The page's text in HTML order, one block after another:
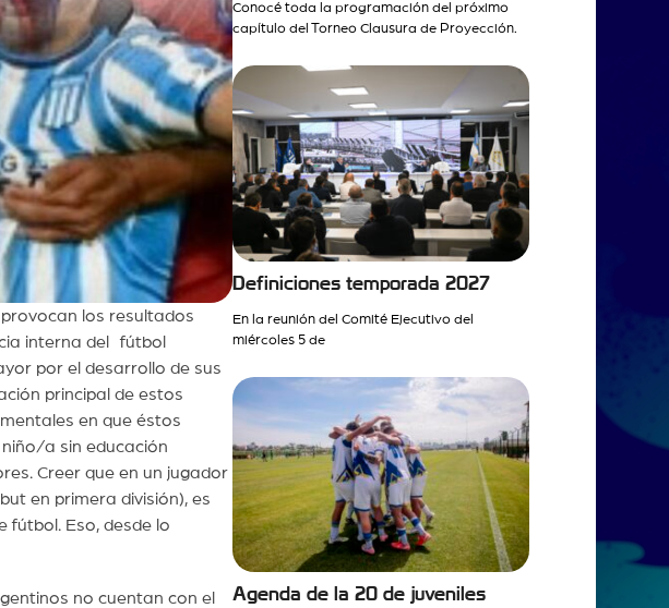
los resultados
interna del fútbol
por el desarrollo de sus
principal de estos
en que éstos
a sin educación
Creer que en un jugador
en primera división), es
fútbol. Eso, desde lo
no cuentan con el
Conocé toda la programación del próximo
capítulo del Torneo Clausura de Proyección.
Definiciones temporada 2027
En la reunión del Comité Ejecutivo del
miércoles 5 de
Agenda de la 20 de juveniles